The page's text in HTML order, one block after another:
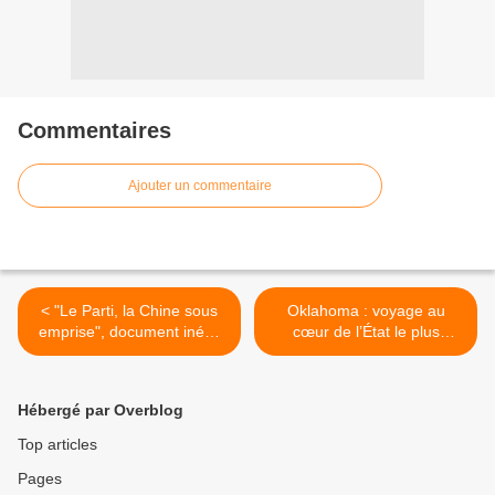
Commentaires
Ajouter un commentaire
< "Le Parti, la Chine sous
emprise", document inédit
dans "Le monde en face"
Oklahoma : voyage au
cœur de l’État le plus
radical d’Amérique au
Hébergé par Overblog
Top articles
Pages